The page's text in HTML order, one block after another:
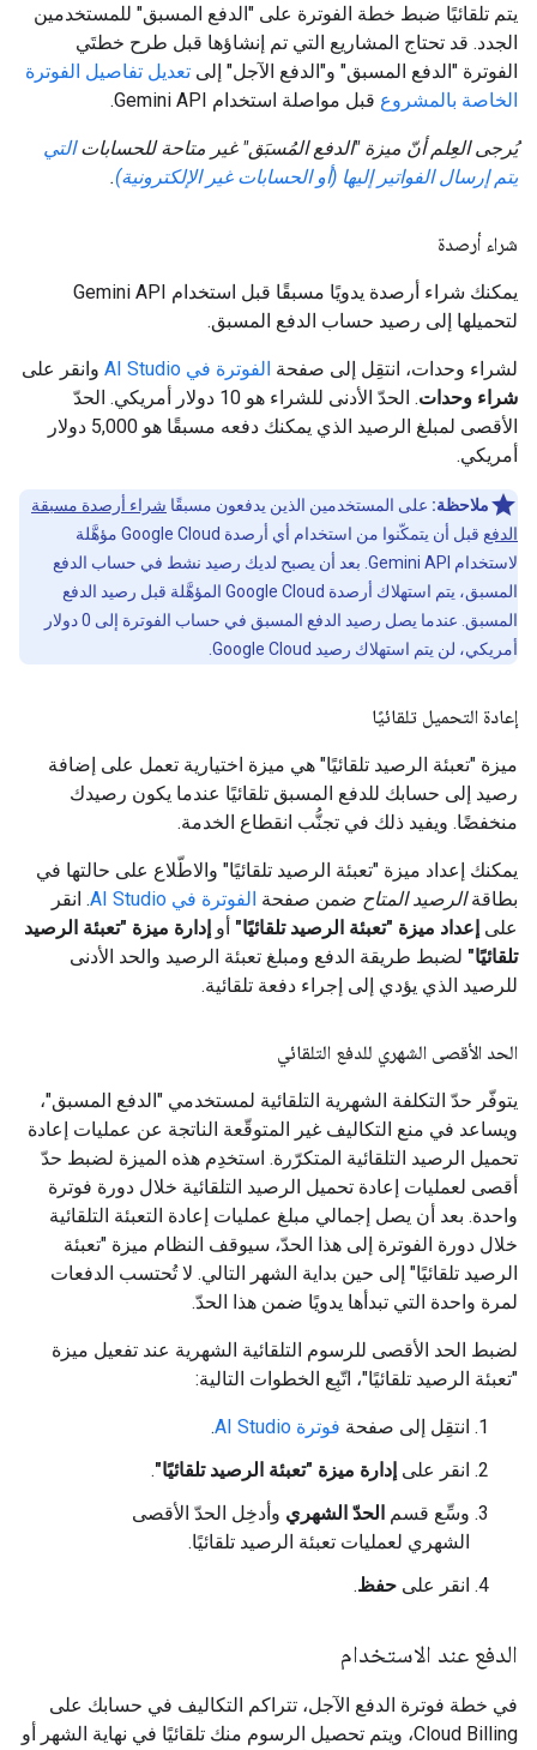
يتم تلقائيًا ضبط خطة الفوترة على "الدفع المسبق" للمستخدمين
الجدد. قد تحتاج المشاريع التي تم إنشاؤها قبل طرح خطتَي
الفوترة "الدفع المسبق" و"الدفع الآجل" إلى تعديل تفاصيل الفوترة
الخاصة بالمشروع قبل مواصلة استخدام Gemini API.
يُرجى العِلم أنّ ميزة "الدفع المُسبَق" غير متاحة للحساباتالتي
يتم إرسال الفواتير إليها (أو الحسابات غير الإلكترونية).
شراء أرصدة
يمكنك شراء أرصدة يدويًا مسبقًا قبل استخدام Gemini API
لتحميلها إلى رصيد حساب الدفع المسبق.
لشراء وحدات، انتقِل إلى صفحة الفوترة في AI Studio
وانقر على
شراء وحدات
. الحدّ الأدنى للشراء هو 10 دولار أمريكي. الحدّ
الأقصى لمبلغ الرصيد الذي يمكنك دفعه مسبقًا هو 5,000 دولار
أمريكي.
ملاحظة: على المستخدمين الذين يدفعون مسبقًا شراء أرصدة مسبقة
الدفع
قبل أن يتمكّنوا من استخدام أي أرصدة Google Cloud مؤهَّلة
لاستخدام Gemini API. بعد أن يصبح لديك رصيد نشط في حساب الدفع
المسبق، يتم استهلاك أرصدة Google Cloud المؤهَّلة قبل رصيد الدفع
المسبق. عندما يصل رصيد الدفع المسبق في حساب الفوترة إلى 0 دولار
أمريكي، لن يتم استهلاك رصيد Google Cloud.
إعادة التحميل تلقائيًا
ميزة "تعبئة الرصيد تلقائيًا" هي ميزة اختيارية تعمل على إضافة
رصيد إلى حسابك للدفع المسبق تلقائيًا عندما يكون رصيدك
منخفضًا. ويفيد ذلك في تجنُّب انقطاع الخدمة.
يمكنك إعداد ميزة "تعبئة الرصيد تلقائيًا" والاطّلاع على حالتها في
بطاقةالرصيد المتاح ضمن صفحة الفوترة في AI Studio
. انقر
على إعداد ميزة "تعبئة الرصيد تلقائيًا" أو إدارة ميزة "تعبئة الرصيد
تلقائيًا" لضبط طريقة الدفع ومبلغ تعبئة الرصيد والحد الأدنى
للرصيد الذي يؤدي إلى إجراء دفعة تلقائية.
الحد الأقصى الشهري للدفع التلقائي
يتوفّر حدّ التكلفة الشهرية التلقائية لمستخدمي "الدفع المسبق"،
ويساعد في منع التكاليف غير المتوقّعة الناتجة عن عمليات إعادة
تحميل الرصيد التلقائية المتكرّرة. استخدِم هذه الميزة لضبط حدّ
أقصى لعمليات إعادة تحميل الرصيد التلقائية خلال دورة فوترة
واحدة. بعد أن يصل إجمالي مبلغ عمليات إعادة التعبئة التلقائية
خلال دورة الفوترة إلى هذا الحدّ، سيوقف النظام ميزة "تعبئة
الرصيد تلقائيًا" إلى حين بداية الشهر التالي. لا تُحتسب الدفعات
لمرة واحدة التي تبدأها يدويًا ضمن هذا الحدّ.
لضبط الحد الأقصى للرسوم التلقائية الشهرية عند تفعيل ميزة
"تعبئة الرصيد تلقائيًا"، اتّبِع الخطوات التالية:
انتقِل إلى صفحة فوترة AI Studio
.
انقر على إدارة ميزة "تعبئة الرصيد تلقائيًا".
وسِّع قسم الحدّ الشهري وأدخِل الحدّ الأقصى
الشهري لعمليات تعبئة الرصيد تلقائيًا.
انقر على حفظ.
الدفع عند الاستخدام
في خطة فوترة الدفع الآجل، تتراكم التكاليف في حسابك على
Cloud Billing، ويتم تحصيل الرسوم منك تلقائيًا في نهاية الشهر أو